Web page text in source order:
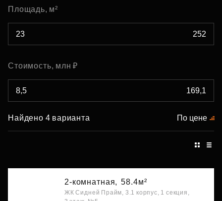
Площадь, м²
Стоимость, млн ₽
Найдено 4 варианта По цене
2-комнатная, 58.4м²
ЖК Сидней Прайм, 3.1 корпус, 1 секция,